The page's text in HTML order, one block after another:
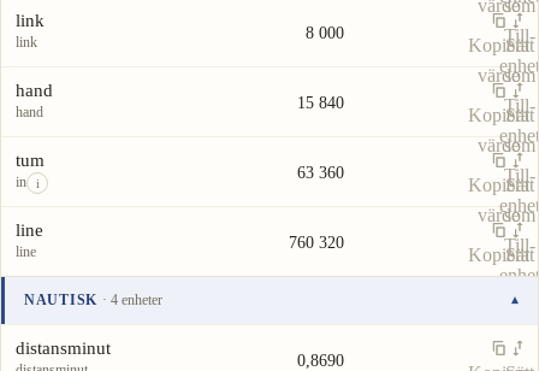
värdesom
Till-
enhet
link
link 8 000
Kopiera
värde
Sätt
som
Till-
enhet
hand
hand 15 840
Kopiera
värde
Sätt
som
Till-
enhet
tum
in i
63 360
Kopiera
värde
Sätt
som
Till-
enhet
line
line 760 320
Kopiera
Sätt
enhet
NAUTISK · 4 enheter ▾
Enhet Värde Åtgärder
distansminut
0,8690